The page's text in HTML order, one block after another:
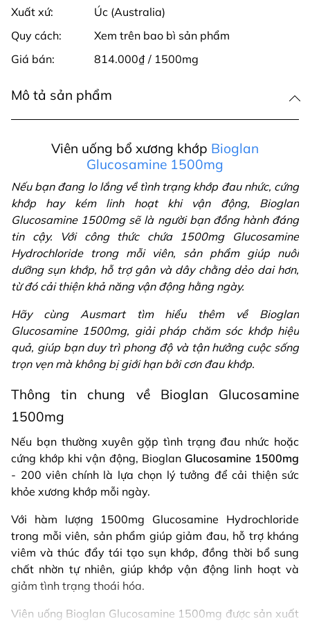
Xuất xứ:
Úc (Australia)
Quy cách:
Xem trên bao bì sản phẩm
Giá bán:
814.000₫ / 1500mg
Mô tả sản phẩm
Viên uống bổ xương khớp Bioglan
Glucosamine 1500mg
Nếu bạn đang lo lắng về tình trạng khớp đau nhức, cứng
khớp hay kém linh hoạt khi vận động, Bioglan
Glucosamine 1500mg sẽ là người bạn đồng hành đáng
tin cậy. Với công thức chứa 1500mg Glucosamine
Hydrochloride trong mỗi viên, sản phẩm giúp nuôi
dưỡng sụn khớp, hỗ trợ gân và dây chằng dẻo dai hơn,
từ đó cải thiện khả năng vận động hằng ngày.
Hãy cùng Ausmart tìm hiểu thêm về Bioglan
Glucosamine 1500mg, giải pháp chăm sóc khớp hiệu
quả, giúp bạn duy trì phong độ và tận hưởng cuộc sống
trọn vẹn mà không bị giới hạn bởi cơn đau khớp.
Thông tin chung về Bioglan Glucosamine
1500mg
Nếu bạn thường xuyên gặp tình trạng đau nhức hoặc
cứng khớp khi vận động, Bioglan Glucosamine 1500mg
- 200 viên chính là lựa chọn lý tưởng để cải thiện sức
khỏe xương khớp mỗi ngày.
Với hàm lượng 1500mg Glucosamine Hydrochloride
trong mỗi viên, sản phẩm giúp giảm đau, hỗ trợ kháng
viêm và thúc đẩy tái tạo sụn khớp, đồng thời bổ sung
chất nhờn tự nhiên, giúp khớp vận động linh hoạt và
giảm tình trạng thoái hóa.
Viên uống Bioglan Glucosamine 1500mg được sản xuất